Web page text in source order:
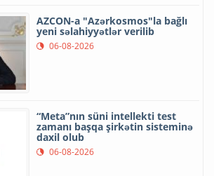
AZCON-a "Azərkosmos"la bağlı
yeni səlahiyyətlər verilib
06-08-2026
“Meta”nın süni intellekti test
zamanı başqa şirkətin sisteminə
daxil olub
06-08-2026